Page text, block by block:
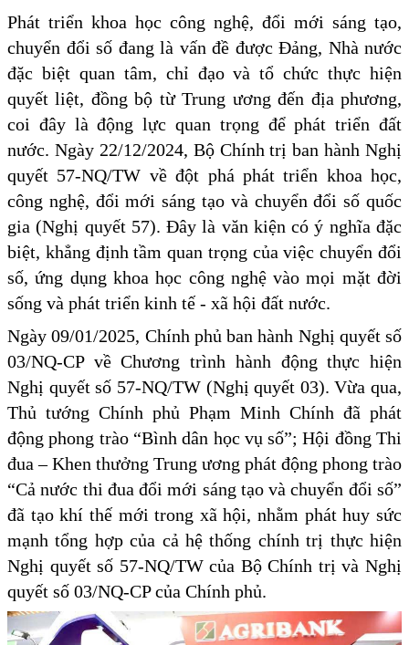
Phát triển khoa học công nghệ, đổi mới sáng tạo,
chuyển đổi số đang là vấn đề được Đảng, Nhà nước
đặc biệt quan tâm, chỉ đạo và tổ chức thực hiện
quyết liệt, đồng bộ từ Trung ương đến địa phương,
coi đây là động lực quan trọng để phát triển đất
nước. Ngày 22/12/2024, Bộ Chính trị ban hành Nghị
quyết 57-NQ/TW về đột phá phát triển khoa học,
công nghệ, đổi mới sáng tạo và chuyển đổi số quốc
gia (Nghị quyết 57). Đây là văn kiện có ý nghĩa đặc
biệt, khẳng định tầm quan trọng của việc chuyển đổi
số, ứng dụng khoa học công nghệ vào mọi mặt đời
sống và phát triển kinh tế - xã hội đất nước.
Ngày 09/01/2025, Chính phủ ban hành Nghị quyết số
03/NQ-CP về Chương trình hành động thực hiện
Nghị quyết số 57-NQ/TW (Nghị quyết 03). Vừa qua,
Thủ tướng Chính phủ Phạm Minh Chính đã phát
động phong trào “Bình dân học vụ số”; Hội đồng Thi
đua – Khen thưởng Trung ương phát động phong trào
“Cả nước thi đua đổi mới sáng tạo và chuyển đổi số”
đã tạo khí thế mới trong xã hội, nhằm phát huy sức
mạnh tổng hợp của cả hệ thống chính trị thực hiện
Nghị quyết số 57-NQ/TW của Bộ Chính trị và Nghị
quyết số 03/NQ-CP của Chính phủ.